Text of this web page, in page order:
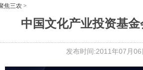
焦三农 >
中国文化产业投资基
发布时间:2011年07月